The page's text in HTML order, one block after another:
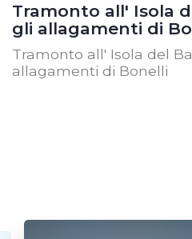
Tramonto all' Isola
gli allagamenti di
Tramonto all' Isola del
allagamenti di Bonelli